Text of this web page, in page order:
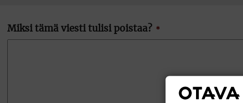
Miksi tämä viesti tulisi poistaa? *